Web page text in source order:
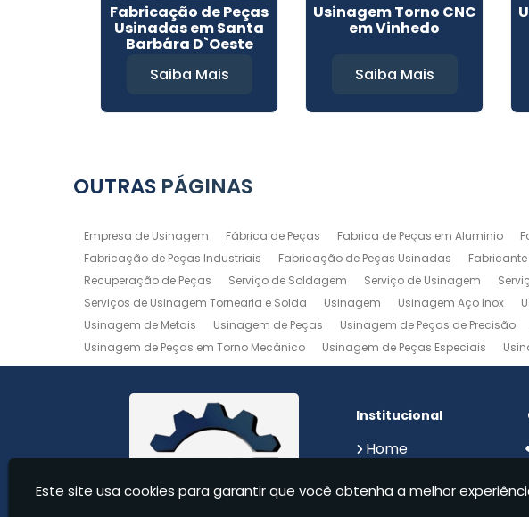
Fabricação de Peças
Usinadas em Santa
Barbára D`Oeste
Saiba Mais
Usinagem Torno CNC
em Vinhedo
Saiba Mais
OUTRAS PÁGINAS
Empresa de Usinagem Fábrica de Peças Fabrica de Peças em Aluminio
Fabricação de Peças Industriais
Fabricação de Peças Usinadas
Recuperação de Peças
Serviço de Soldagem Serviço de Usinagem
Serviços de Usinagem Tornearia e Solda
Usinagem Usinagem Aço Inox
Usinagem de Metais
Usinagem de Peças Usinagem de Peças de Precisão
Usinagem de Peças em Torno Mecânico
Usinagem de Peças Especiais
Usinagem de Precisão
Usinagem em Aluminio Usinagem Ferramentaria
Usinagem Maquinas
Usinagem Mecanica
Institucional
Home
Serviços
Este site usa cookies para garantir que você obtenha a melhor